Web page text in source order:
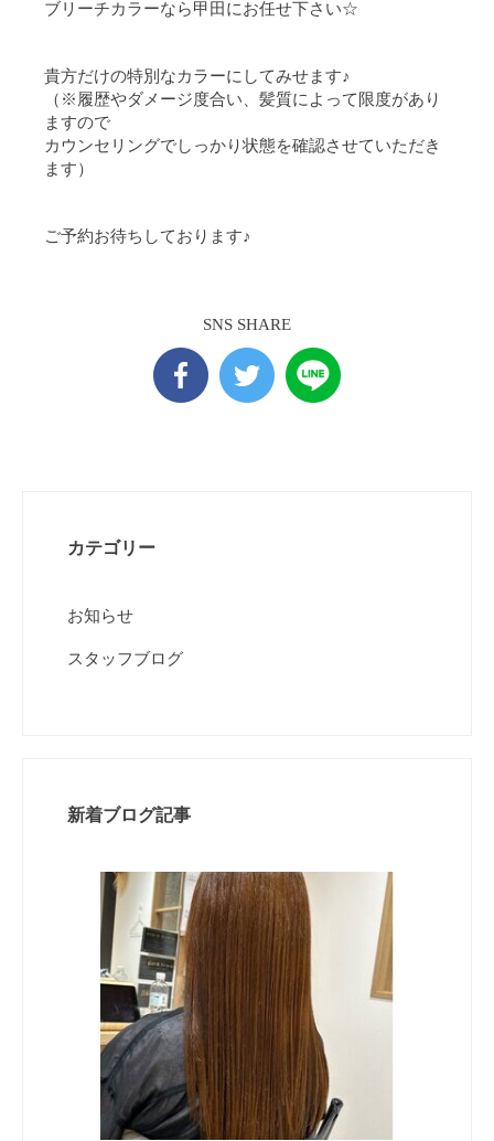
ブリーチカラーなら甲田にお任せ下さい☆
貴方だけの特別なカラーにしてみせます♪
（※履歴やダメージ度合い、髪質によって限度があり
ますので
カウンセリングでしっかり状態を確認させていただき
ます）
ご予約お待ちしております♪
SNS SHARE
カテゴリー
お知らせ
スタッフブログ
新着ブログ記事